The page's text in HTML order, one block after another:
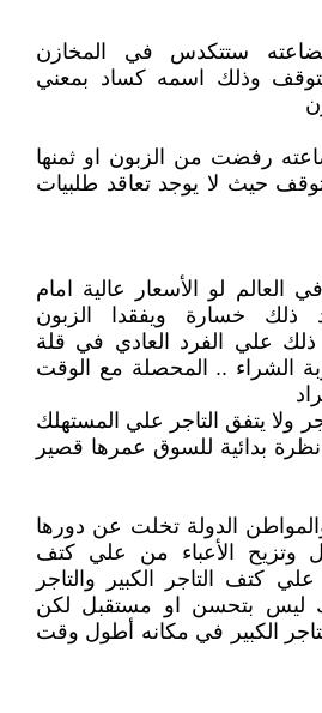
ستتكدس في المخازن
وذلك اسمه كساد بمعني
رفضت من الزبون او ثمنها
حيث لا يوجد تعاقد طلبيات
العالم لو الأسعار عالية امام
ذلك خسارة ويفقدا الزبون
ذلك علي الفرد العادي في قلة
الشراء .. المحصلة مع الوقت
ولا يتفق التاجر علي المستهلك
بدائية للسوق عمرها قصير
الدولة تخلت عن دورها
وتزيح الأعباء من علي كتف
كتف التاجر الكبير والتاجر
ليس بتحسن او مستقبل لكن
الكبير في مكانه أطول وقت